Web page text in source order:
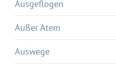
Ausgeflogen
Außer Atem
Auswege